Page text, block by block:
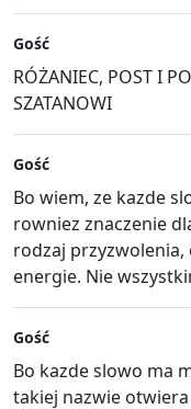
Gość
RÓŻANIEC, POST I
SZATANOWI
Gość
Bo wiem, ze kazde
rowniez znaczenie
rodzaj
energie. Nie
Gość
Bo kazde slowo ma
takiej nazwie